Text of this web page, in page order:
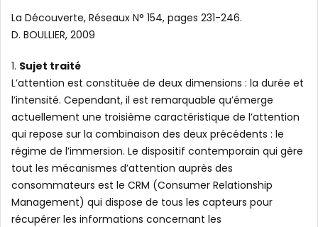
La Découverte, Réseaux N° 154, pages 231-246.
D. BOULLIER, 2009
1. Sujet traité
L’attention est constituée de deux dimensions : la durée et
l’intensité. Cependant, il est remarquable qu’émerge
actuellement une troisième caractéristique de l’attention
qui repose sur la combinaison des deux précédents : le
régime de l’immersion. Le dispositif contemporain qui gère
tout les mécanismes d’attention auprès des
consommateurs est le CRM (Consumer Relationship
Management) qui dispose de tous les capteurs pour
récupérer les informations concernant les